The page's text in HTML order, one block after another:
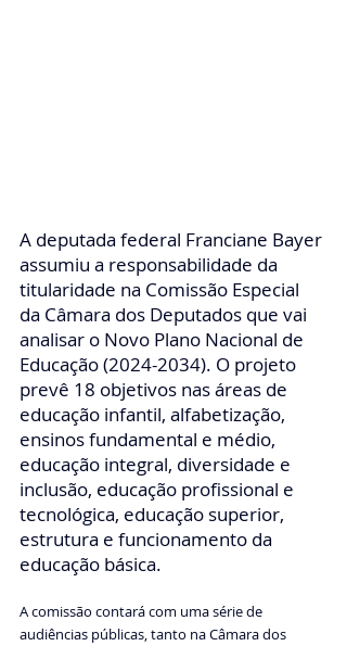
A deputada federal Franciane Bayer
assumiu a responsabilidade da
titularidade na Comissão Especial
da Câmara dos Deputados que vai
analisar o Novo Plano Nacional de
Educação (2024-2034). O projeto
prevê 18 objetivos nas áreas de
educação infantil, alfabetização,
ensinos fundamental e médio,
educação integral, diversidade e
inclusão, educação profissional e
tecnológica, educação superior,
estrutura e funcionamento da
educação básica.
A comissão contará com uma série de
audiências públicas, tanto na Câmara dos